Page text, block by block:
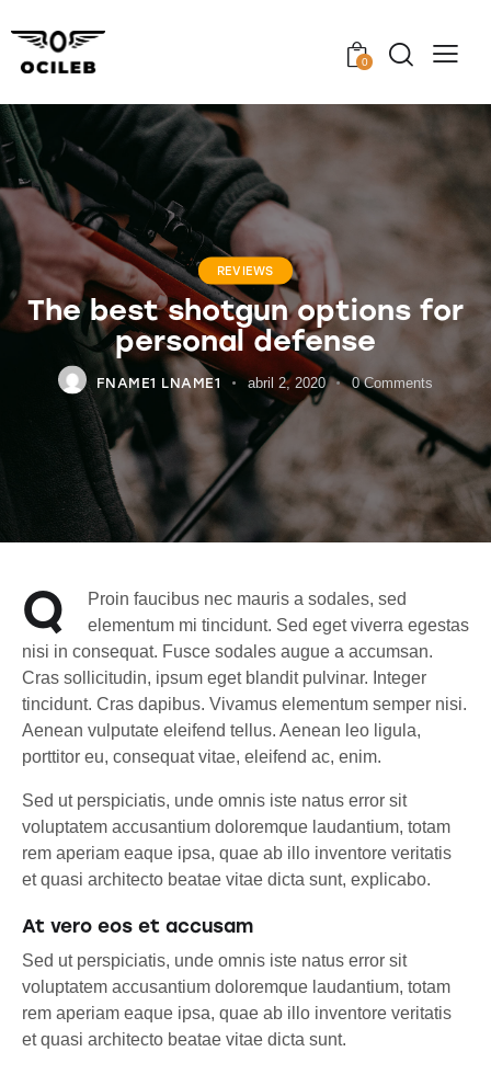
0
REVIEWS
The best shotgun options for
personal defense
FNAME1 LNAME1 abril 2, 2020 0 Comments
Q
Proin faucibus nec mauris a sodales, sed
elementum mi tincidunt. Sed eget viverra egestas
nisi in consequat. Fusce sodales augue a accumsan.
Cras sollicitudin, ipsum eget blandit pulvinar. Integer
tincidunt. Cras dapibus. Vivamus elementum semper nisi.
Aenean vulputate eleifend tellus. Aenean leo ligula,
porttitor eu, consequat vitae, eleifend ac, enim.
Sed ut perspiciatis, unde omnis iste natus error sit
voluptatem accusantium doloremque laudantium, totam
rem aperiam eaque ipsa, quae ab illo inventore veritatis
et quasi architecto beatae vitae dicta sunt, explicabo.
At vero eos et accusam
Sed ut perspiciatis, unde omnis iste natus error sit
voluptatem accusantium doloremque laudantium, totam
rem aperiam eaque ipsa, quae ab illo inventore veritatis
et quasi architecto beatae vitae dicta sunt.